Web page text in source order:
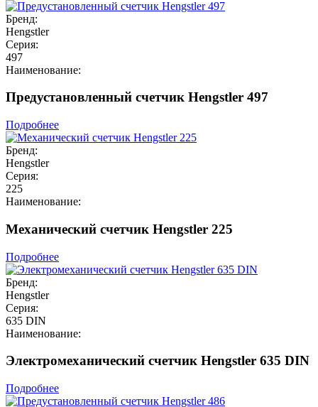
Бренд:
Hengstler
Серия:
497
Наименование:
Предустановленный счетчик Hengstler 497
Подробнее
Бренд:
Hengstler
Серия:
225
Наименование:
Механический счетчик Hengstler 225
Подробнее
Бренд:
Hengstler
Серия:
635 DIN
Наименование:
Электромеханический счетчик Hengstler 635 DIN
Подробнее